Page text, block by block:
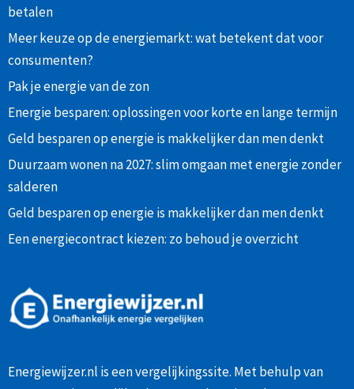
betalen
Meer keuze op de energiemarkt: wat betekent dat voor
consumenten?
Pak je energie van de zon
Energie besparen: oplossingen voor korte en lange termijn
Geld besparen op energie is makkelijker dan men denkt
Duurzaam wonen na 2027: slim omgaan met energie zonder
salderen
Geld besparen op energie is makkelijker dan men denkt
Een energiecontract kiezen: zo behoud je overzicht
Energiewijzer.nl is een vergelijkingssite. Met behulp van